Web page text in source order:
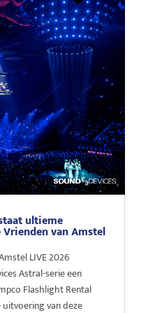
ultieme
van Amstel
LIVE 2026
Astral-serie een
Flashlight Rental
van deze